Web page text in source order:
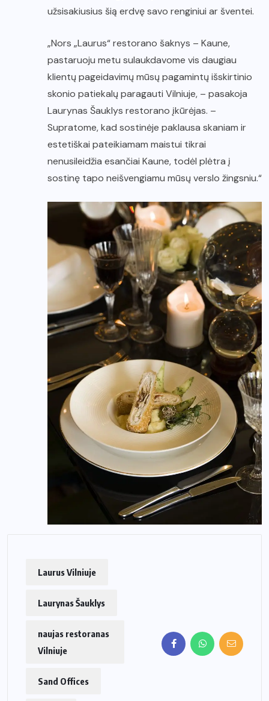
užsisakiusius šią erdvę savo renginiui ar šventei.
„Nors „Laurus“ restorano šaknys – Kaune,
pastaruoju metu sulaukdavome vis daugiau
klientų pageidavimų mūsų pagamintų išskirtinio
skonio patiekalų paragauti Vilniuje, – pasakoja
Laurynas Šauklys restorano įkūrėjas. –
Supratome, kad sostinėje paklausa skaniam ir
estetiškai pateikiamam maistui tikrai
nenusileidžia esančiai Kaune, todėl plėtra į
sostinę tapo neišvengiamu mūsų verslo žingsniu.“
Laurus Vilniuje
Laurynas Šauklys
naujas restoranas
Vilniuje
Sand Offices